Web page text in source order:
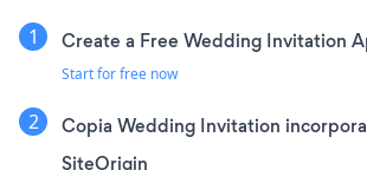
Create a Free Wedding Invitation
Start for free now
Copia Wedding Invitation
SiteOrigin